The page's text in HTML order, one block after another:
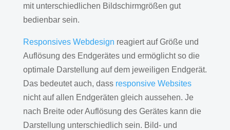
mit unterschiedlichen Bildschirmgrößen gut
bedienbar sein.
Responsives Webdesign reagiert auf Größe und
Auflösung des Endgerätes und ermöglicht so die
optimale Darstellung auf dem jeweiligen Endgerät.
Das bedeutet auch, dass responsive Websites
nicht auf allen Endgeräten gleich aussehen. Je
nach Breite oder Auflösung des Gerätes kann die
Darstellung unterschiedlich sein. Bild- und